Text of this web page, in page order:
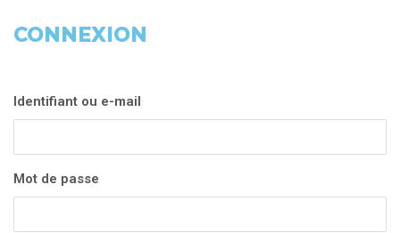
CONNEXION
Identifiant ou e-mail
Mot de passe